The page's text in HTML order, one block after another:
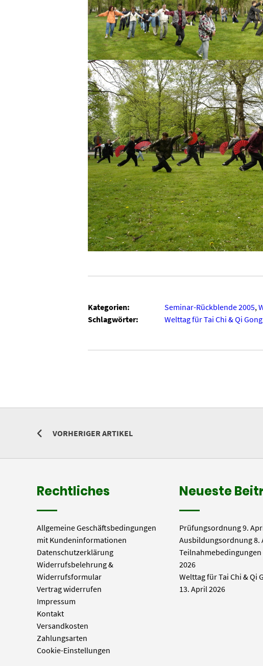
Kategorien: Seminar-Rückblende 2005,
Schlagwörter:
Welttag für Tai Chi & Qi Gong
VORHERIGER ARTIKEL
Rechtliches
Allgemeine Geschäftsbedingungen
mit Kundeninformationen
Datenschutzerklärung
Widerrufsbelehrung &
Widerrufsformular
Vertrag widerrufen
Impressum
Kontakt
Versandkosten
Zahlungsarten
Cookie-Einstellungen
Neueste
Prüfungsordnung9.
Ausbildungsordnung8.
Teilnahmebedingungen
2026
Welttag für Tai Chi & Qi
13. April 2026